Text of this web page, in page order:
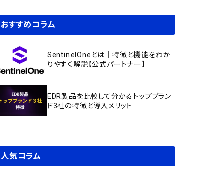
おすすめコラム
SentinelOneとは｜特徴と機能をわか
りやすく解説【公式パートナー】
EDR製品を比較して分かるトップブラン
ド3社の特徴と導入メリット
人気コラム